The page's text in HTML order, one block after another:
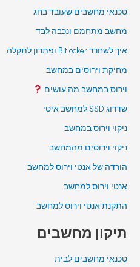
טכנאי מחשבים שעובד בחג
מחשב מתחמם ונכבה לבד
איך לשחרר Bitlocker ופתרון לתקלה
מחיקת וירוסים במחשב
וירוס במחשב מה עושים
שדרוג SSD למחשב איטי
ניקוי וירוס במחשב
ניקוי וירוסים מהמחשב
הורדה של אנטי וירוס למחשב
אנטי וירוס למחשב
התקנת אנטי וירוס למחשב
תיקון מחשבים
טכנאי מחשבים לבית